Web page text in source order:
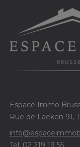
Espace Immo
Rue de Laeken 91,
Tel: 02 219 19 55